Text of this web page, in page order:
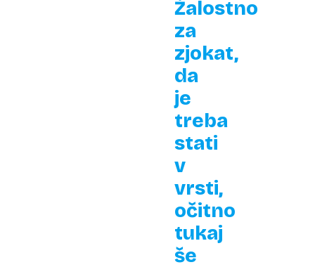
Žalostno
za
zjokat,
da
je
treba
stati
v
vrsti,
očitno
tukaj
še